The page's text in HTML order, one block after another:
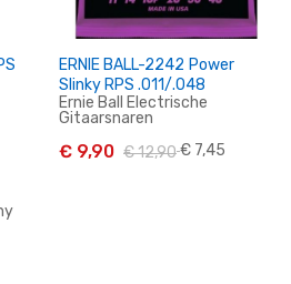
ERNIE BALL-2242 Power
Slinky RPS .011/.048
Ernie Ball Electrische
Gitaarsnaren
€ 9,90 € 12,90€ 7,45